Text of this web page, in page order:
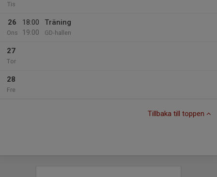
Tis
26
Ons
18:00
19:00
Träning
GD-hallen
27
Tor
28
Fre
Tillbaka till toppen